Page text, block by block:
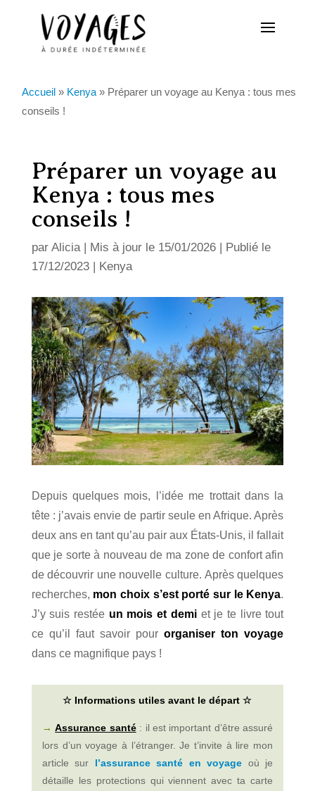
Accueil » Kenya » Préparer un voyage au Kenya : tous mes
conseils !
Préparer un voyage au
Kenya : tous mes
conseils !
par Alicia| Mis à jour le 15/01/2026 | Publié le
17/12/2023| Kenya
Depuis quelques mois, l’idée me trottait dans la
tête : j’avais envie de partir seule en Afrique. Après
deux ans en tant qu’au pair aux États-Unis, il fallait
que je sorte à nouveau de ma zone de confort afin
de découvrir une nouvelle culture. Après quelques
recherches, mon choix s’est porté sur le Kenya.
J’y suis restée un mois et demiet je te livre tout
ce qu’il faut savoir pourorganiser ton voyage
dans ce magnifique pays !
☆ Informations utiles avant le départ ☆
→ Assurance santé: il est important d’être assuré
lors d’un voyage à l’étranger. Je t’invite à lire mon
article sur l’assurance santé en voyage où je
détaille les protections qui viennent avec ta carte